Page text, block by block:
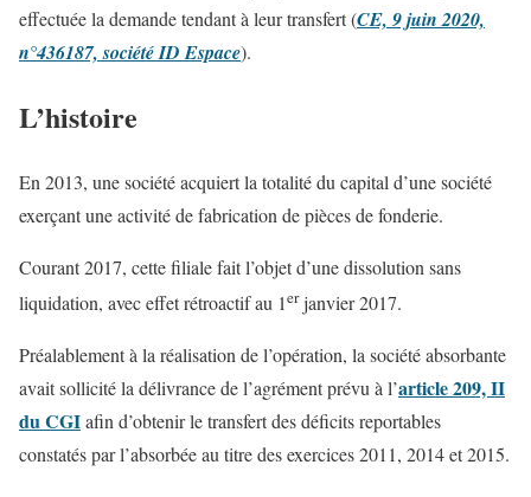
effectuée la demande tendant à leur transfert (CE, 9 juin 2020,
n°436187, société ID Espace).
L’histoire
En 2013, une société acquiert la totalité du capital d’une société
exerçant une activité de fabrication de pièces de fonderie.
Courant 2017, cette filiale fait l’objet d’une dissolution sans
liquidation, avec effet rétroactif au 1erjanvier 2017.
Préalablement à la réalisation de l’opération, la société absorbante
avait sollicité la délivrance de l’agrément prévu à l’article 209, II
du CGIafin d’obtenir le transfert des déficits reportables
constatés par l’absorbée au titre des exercices 2011, 2014 et 2015.